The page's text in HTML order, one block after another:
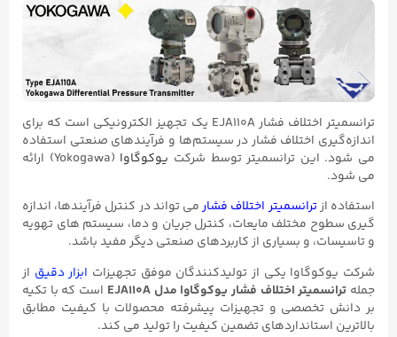
ترانسمیتر اختلاف فشار EJA110A یک تجهیز الکترونیکی است که برای
اندازه‌گیری اختلاف فشار در سیستم‌ها و فرآیندهای صنعتی استفاده
می‌ شود. این ترانسمیتر توسط شرکت یوکوگاوا
(Yokogawa) ارائه
می‌ شود.
استفاده ازترانسمیتر اختلاف فشارمی‌ تواند در کنترل فرآیندها، اندازه‌
گیری سطوح مختلف مایعات، کنترل جریان و دما، سیستم‌ های تهویه
و تاسیسات، و بسیاری از کاربردهای صنعتی دیگر مفید باشد.
شرکت یوکوگاوا یکی از تولیدکنندگان موفق تجهیزات ابزار دقیق از
جمله ترانسمیتر اختلاف فشار یوکوگاوا مدل EJA110A
است که با تکیه
بر دانش تخصصی و تجهیزات پیشرفته محصولات با کیفیت مطابق
بالاترین استانداردهای تضمین کیفیت را تولید می کند.